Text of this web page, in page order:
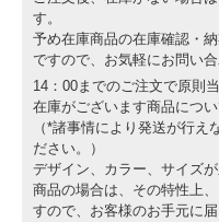
す。
予め在庫商品の在庫確認・
ですので、お気軽にお問い合
14：00までのご注文で原則
在庫がございます商品につ
（*諸事情により発送が行え
ださい。）
デザイン、カラー、サイズ
商品の場合は、その特性上
すので、お客様のお手元に